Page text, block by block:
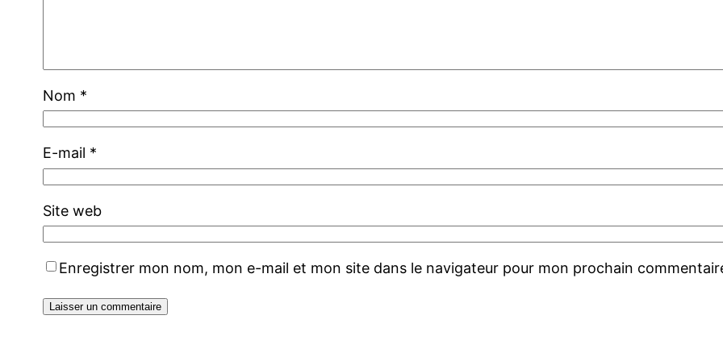
Nom *
E-mail *
Site web
Enregistrer mon nom, mon e-mail et mon site dans le navigateur pour mon prochain